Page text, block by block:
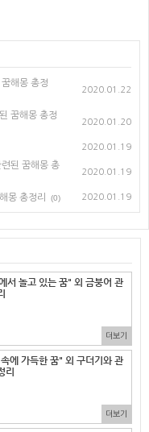
해몽 총정
2020.01.22
꿈해몽 총정
2020.01.20
2020.01.19
된 꿈해몽 총
2020.01.19
몽 총정리 (0) 2020.01.19
서 놀고 있는 꿈" 외 금붕어 관
더보기
에 가득한 꿈" 외 구더기와 관
리
더보기